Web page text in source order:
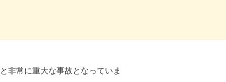
非常に重大な事故となっていま